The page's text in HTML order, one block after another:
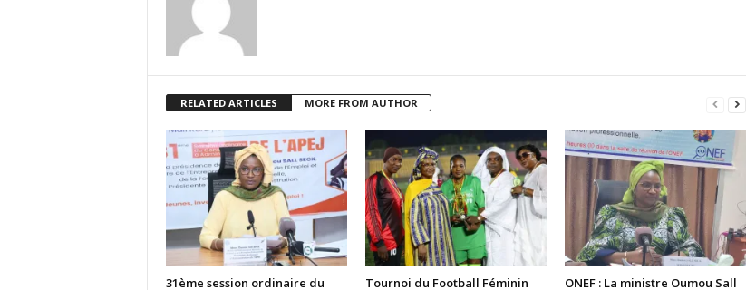
RELATED ARTICLES MORE FROM AUTHOR
31ème session ordinaire du
Tournoi du Football Féminin
ONEF : La ministre Oumou Sall